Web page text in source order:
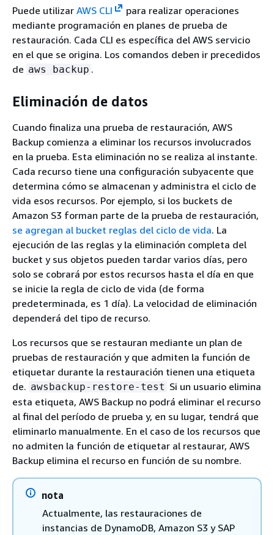
Puede utilizar AWS CLI
para realizar operaciones
mediante programación en planes de prueba de
restauración. Cada CLI es específica del AWS servicio
en el que se origina. Los comandos deben ir precedidos
de aws backup .
Eliminación de datos
Cuando finaliza una prueba de restauración, AWS
Backup comienza a eliminar los recursos involucrados
en la prueba. Esta eliminación no se realiza al instante.
Cada recurso tiene una configuración subyacente que
determina cómo se almacenan y administra el ciclo de
vida esos recursos. Por ejemplo, si los buckets de
Amazon S3 forman parte de la prueba de restauración,
se agregan al bucket reglas del ciclo de vida. La
ejecución de las reglas y la eliminación completa del
bucket y sus objetos pueden tardar varios días, pero
solo se cobrará por estos recursos hasta el día en que
se inicie la regla de ciclo de vida (de forma
predeterminada, es 1 día). La velocidad de eliminación
dependerá del tipo de recurso.
Los recursos que se restauran mediante un plan de
pruebas de restauración y que admiten la función de
etiquetar durante la restauración tienen una etiqueta
de. awsbackup-restore-test Si un usuario elimina
esta etiqueta, AWS Backup no podrá eliminar el recurso
al final del período de prueba y, en su lugar, tendrá que
eliminarlo manualmente. En el caso de los recursos que
no admiten la función de etiquetar al restaurar, AWS
Backup elimina el recurso en función de su nombre.
nota
Actualmente, las restauraciones de
instancias de DynamoDB, Amazon S3 y SAP